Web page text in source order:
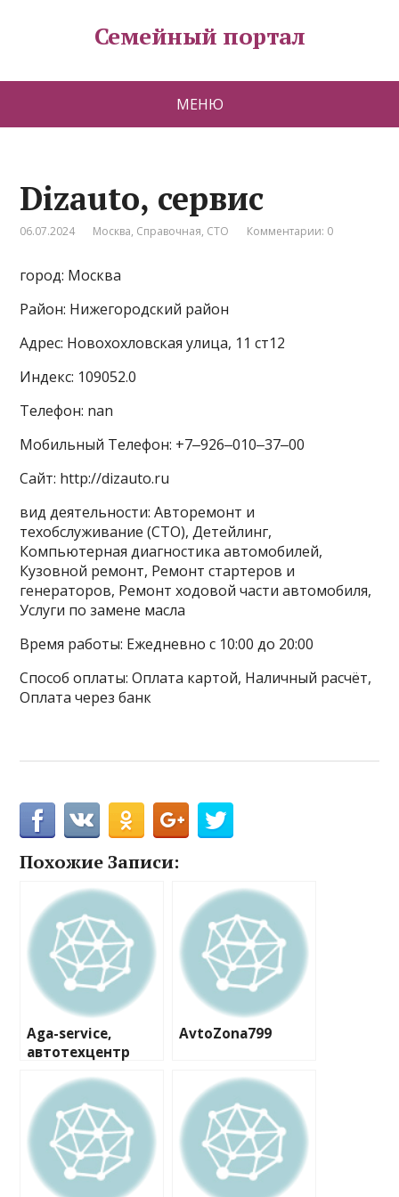
Семейный портал
МЕНЮ
Dizauto, сервис
06.07.2024 Москва, Справочная, СТО Комментарии: 0
город: Москва
Район: Нижегородский район
Адрес: Новохохловская улица, 11 ст12
Индекс: 109052.0
Телефон: nan
Мобильный Телефон: +7‒926‒010‒37‒00
Сайт: http://dizauto.ru
вид деятельности: Авторемонт и
техобслуживание (СТО), Детейлинг,
Компьютерная диагностика автомобилей,
Кузовной ремонт, Ремонт стартеров и
генераторов, Ремонт ходовой части автомобиля,
Услуги по замене масла
Время работы: Ежедневно с 10:00 до 20:00
Способ оплаты: Оплата картой, Наличный расчёт,
Оплата через банк
Похожие Записи:
Aga-service,
автотехцентр
AvtoZona799